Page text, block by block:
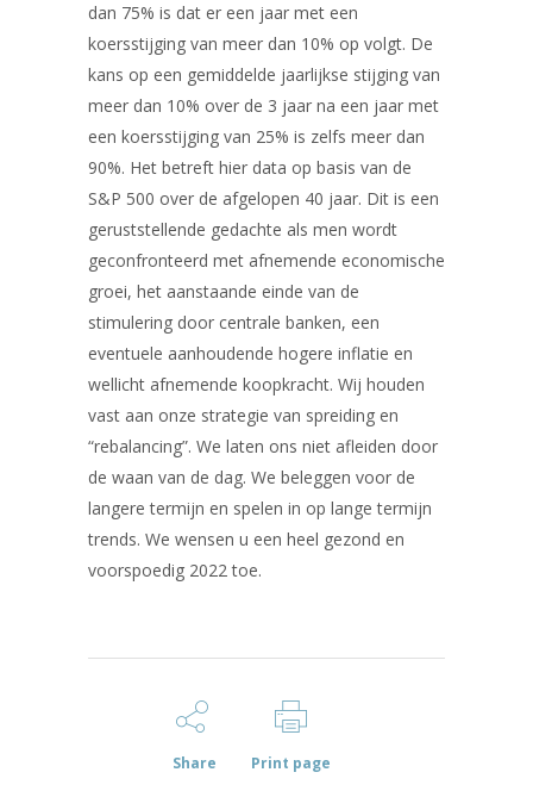
dan 75% is dat er een jaar met een
koersstijging van meer dan 10% op volgt. De
kans op een gemiddelde jaarlijkse stijging van
meer dan 10% over de 3 jaar na een jaar met
een koersstijging van 25% is zelfs meer dan
90%. Het betreft hier data op basis van de
S&P 500 over de afgelopen 40 jaar. Dit is een
geruststellende gedachte als men wordt
geconfronteerd met afnemende economische
groei, het aanstaande einde van de
stimulering door centrale banken, een
eventuele aanhoudende hogere inflatie en
wellicht afnemende koopkracht. Wij houden
vast aan onze strategie van spreiding en
“rebalancing”. We laten ons niet afleiden door
de waan van de dag. We beleggen voor de
langere termijn en spelen in op lange termijn
trends. We wensen u een heel gezond en
voorspoedig 2022 toe.
Share Print page